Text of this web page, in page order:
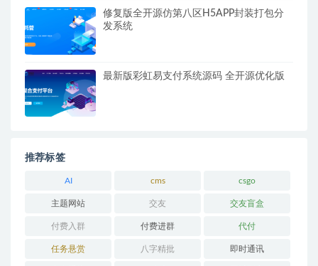
修复版全开源仿第八区H5APP封装打包分
发系统
最新版彩虹易支付系统源码 全开源优化版
推荐标签
AI cms csgo
主题网站 交友 交友盲盒
付费入群 付费进群 代付
任务悬赏 八字精批 即时通讯